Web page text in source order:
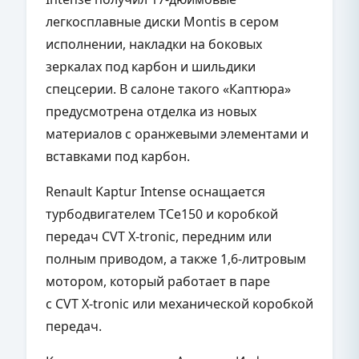
легкосплавные диски Montis в сером
исполнении, накладки на боковых
зеркалах под карбон и шильдики
спецсерии. В салоне такого «Каптюра»
предусмотрена отделка из новых
материалов с оранжевыми элементами и
вставками под карбон.
Renault Kaptur Intense оснащается
турбодвигателем ТСе150 и коробкой
передач CVT X-tronic, передним или
полным приводом, а также 1,6-литровым
мотором, который работает в паре
с CVT X-tronic или механической коробкой
передач.